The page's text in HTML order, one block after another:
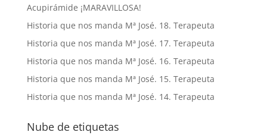
Acupirámide ¡MARAVILLOSA!
Historia que nos manda Mª José. 18. Terapeuta
Historia que nos manda Mª José. 17. Terapeuta
Historia que nos manda Mª José. 16. Terapeuta
Historia que nos manda Mª José. 15. Terapeuta
Historia que nos manda Mª José. 14. Terapeuta
Nube de etiquetas